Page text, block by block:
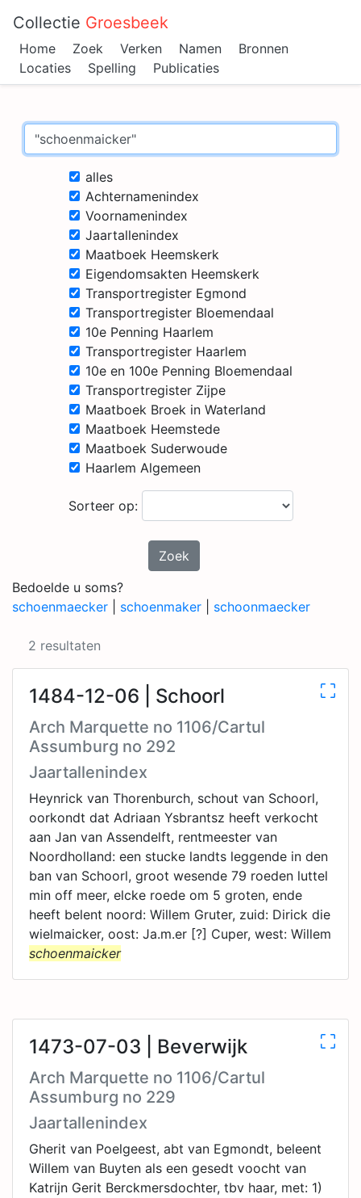
Collectie Groesbeek
Home Zoek Verken Namen
Bronnen
Locaties
Spelling Publicaties
alles
Achternamenindex
Voornamenindex
Jaartallenindex
Maatboek Heemskerk
Eigendomsakten Heemskerk
Transportregister Egmond
Transportregister Bloemendaal
10e Penning Haarlem
Transportregister Haarlem
10e en 100e Penning Bloemendaal
Transportregister Zijpe
Maatboek Broek in Waterland
Maatboek Heemstede
Maatboek Suderwoude
Haarlem Algemeen
Sorteer op:
Zoek
Bedoelde u soms?
schoenmaecker
schoenmaker schoonmaecker
2 resultaten
1484-12-06 | Schoorl
Arch Marquette no 1106/Cartul
Assumburg no 292
Jaartallenindex
Heynrick van Thorenburch, schout van Schoorl,
oorkondt dat Adriaan Ysbrantsz heeft verkocht
aan Jan van Assendelft, rentmeester van
Noordholland: een stucke landts leggende in den
ban van Schoorl, groot wesende 79 roeden luttel
min off meer, elcke roede om 5 groten, ende
heeft belent noord: Willem Gruter, zuid: Dirick die
wielmaicker, oost: Ja.m.er [?] Cuper, west: Willem
schoenmaicker
1473-07-03 | Beverwijk
Arch Marquette no 1106/Cartul
Assumburg no 229
Jaartallenindex
Gherit van Poelgeest, abt van Egmondt, beleent
Willem van Buyten als een gesedt voocht van
Katrijn Gerit Berckmersdochter, tbv haar, met: 1)